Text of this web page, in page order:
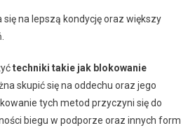
się na lepszą kondycję oraz większy
techniki takie jak blokowanie
skupić się na oddechu oraz jego
tych metod przyczyni się do
biegu w podporze oraz innych form